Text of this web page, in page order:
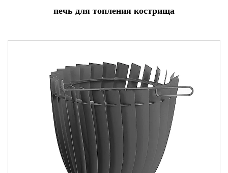
печь для топления кострища